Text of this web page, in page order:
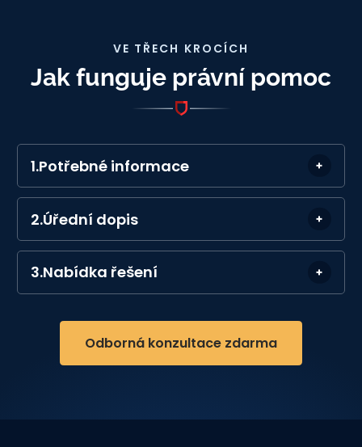
VE TŘECH KROCÍCH
Jak funguje právní pomoc
1.Potřebné informace
2.Úřední dopis
3.Nabídka řešení
Odborná konzultace zdarma